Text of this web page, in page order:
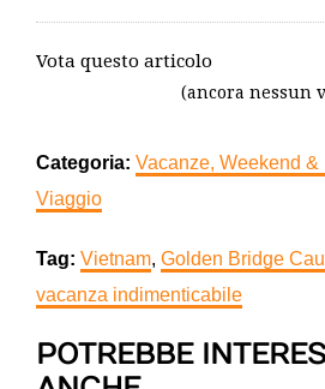
Vota questo articolo
(ancora nessun
Categoria: Vacanze, Weekend
Viaggio
Tag: Vietnam, Golden Bridge
vacanza indimenticabile
POTREBBE